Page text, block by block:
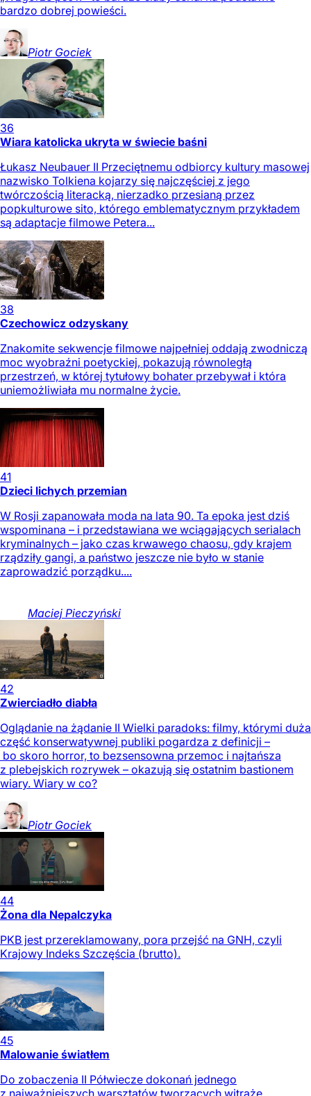
bardzo dobrej powieści.
Piotr Gociek
36
Wiara katolicka ukryta w świecie baśni
Łukasz Neubauer II Przeciętnemu odbiorcy kultury masowej
nazwisko Tolkiena kojarzy się najczęściej z jego
twórczością literacką, nierzadko przesianą przez
popkulturowe sito, którego emblematycznym przykładem
są adaptacje filmowe Petera...
38
Czechowicz odzyskany
Znakomite sekwencje filmowe najpełniej oddają zwodniczą
moc wyobraźni poetyckiej, pokazują równoległą
przestrzeń, w której tytułowy bohater przebywał i która
uniemożliwiała mu normalne życie.
41
Dzieci lichych przemian
W Rosji zapanowała moda na lata 90. Ta epoka jest dziś
wspominana – i przedstawiana we wciągających serialach
kryminalnych – jako czas krwawego chaosu, gdy krajem
rządziły gangi, a państwo jeszcze nie było w stanie
zaprowadzić porządku....
Maciej Pieczyński
42
Zwierciadło diabła
Oglądanie na żądanie II Wielki paradoks: filmy, którymi duża
część konserwatywnej publiki pogardza z definicji –
bo skoro horror, to bezsensowna przemoc i najtańsza
z plebejskich rozrywek – okazują się ostatnim bastionem
wiary. Wiary w co?
Piotr Gociek
44
Żona dla Nepalczyka
PKB jest przereklamowany, pora przejść na GNH, czyli
Krajowy Indeks Szczęścia (brutto).
45
Malowanie światłem
Do zobaczenia II Półwiecze dokonań jednego